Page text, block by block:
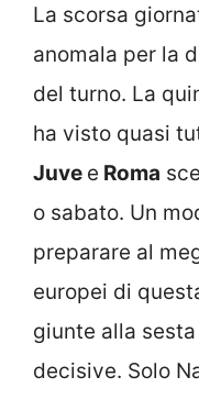
La scorsa
anomala per la
del turno. La
ha visto quasi
Juve e Roma
o sabato. Un
preparare al
europei di
giunte alla
decisive. Solo